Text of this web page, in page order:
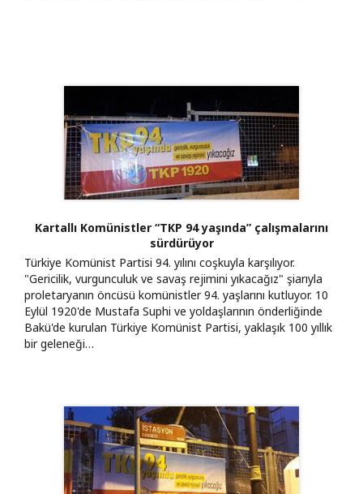
Kartallı Komünistler “TKP 94 yaşında” çalışmalarını
sürdürüyor
Türkiye Komünist Partisi 94. yılını coşkuyla karşılıyor.
"Gericilik, vurgunculuk ve savaş rejimini yıkacağız" şiarıyla
proletaryanın öncüsü komünistler 94. yaşlarını kutluyor. 10
Eylül 1920'de Mustafa Suphi ve yoldaşlarının önderliğinde
Bakü'de kurulan Türkiye Komünist Partisi, yaklaşık 100 yıllık
bir geleneği…